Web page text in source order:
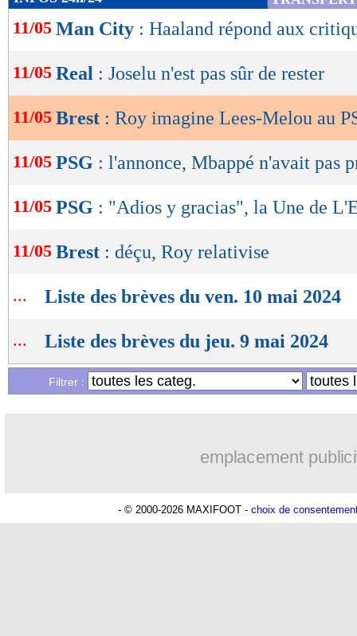
de
lecture
OK
11/05 Man City : Haaland répond aux
11/05 Real : Joselu n'est pas sûr de rester
11/05 Brest : Roy imagine Lees-Melou au
11/05 PSG : l'annonce, Mbappé n'avait pas
11/05 PSG : "Adios y gracias", la Une de
11/05 Brest : déçu, Roy relativise
... Liste des brèves du ven. 10 mai 2024
... Liste des brèves du jeu. 9 mai 2024
Filtrer :
emplacement
- © 2000-2026 MAXIFOOT - choix de